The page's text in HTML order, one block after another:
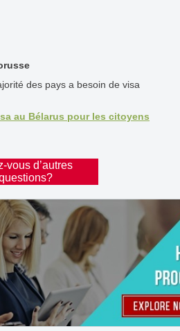
des pays a besoin de visa
au Bélarus pour les citoyens
vous d’autres